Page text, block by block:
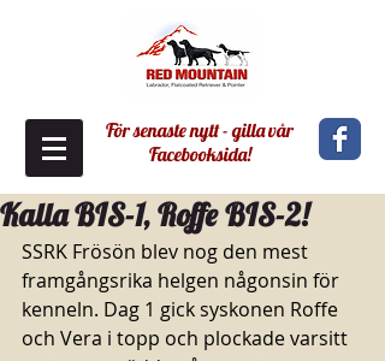
För senaste nytt - gilla vår
Facebooksida!
Kalla BIS-1, Roffe BIS-2!
SSRK Frösön blev nog den mest
framgångsrika helgen någonsin för
kenneln. Dag 1 gick syskonen Roffe
och Vera i topp och plockade varsitt